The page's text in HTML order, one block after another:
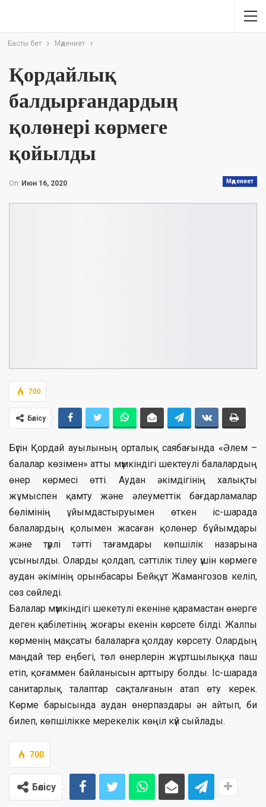
Басты бет Мәдениет
Қордайлық
балдырғандардың
қолөнері көрмеге
қойылды
Мәдениет
On Июн 16, 2020
700
Бөлісу
Бүгін Қордай ауылының орталық саябағында «Әлем –
балалар көзімен» атты мүмкіндігі шектеулі балалардың
өнер көрмесі өтті. Аудан әкімдігінің халықты
жұмыспен қамту және әлеуметтік бағдарламалар
бөлімінің ұйымдастыруымен өткен іс-шарада
балалардың қолымен жасаған қолөнер бұйымдары
және түрлі тәтті тағамдары көпшілік назарына
ұсынылды. Оларды қолдап, сәттілік тілеу үшін көрмеге
аудан әкімінің орынбасары Бейқұт Жамангозов келіп,
сөз сөйледі.
Балалар мүмкіндігі шекетулі екеніне қарамастан өнерге
деген қабілетінің жоғары екенін көрсете білді. Жалпы
көрменің мақсаты балаларға қолдау көрсету. Олардың
маңдай тер еңбегі, төл өнерлерін жұртшылыққа паш
етіп, қоғаммен байланысын арттыру болды. Іс-шарада
санитарлық талаптар сақталғанын атап өту керек.
Көрме барысында аудан өнерпаздары ән айтып, би
билеп, көпшілікке мерекелік көңіл күй сыйлады.
700
Бөлісу